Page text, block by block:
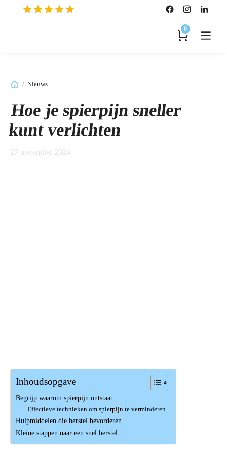
0
/ Nieuws
Hoe je spierpijn sneller
kunt verlichten
27 november 2024
Inhoudsopgave
Begrijp waarom spierpijn ontstaat
Effectieve technieken om spierpijn te verminderen
Hulpmiddelen die herstel bevorderen
Kleine stappen naar een snel herstel